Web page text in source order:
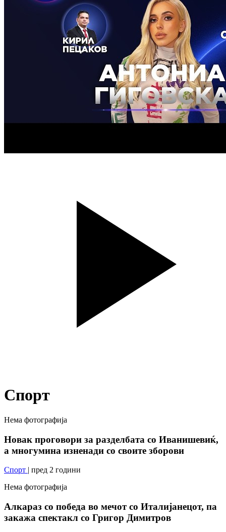
Спорт
Нема фотографија
Новак проговори за разделбата со Иванишевиќ,
а многумина изненади со своите зборови
Спорт | пред 2 години
Нема фотографија
Алкараз со победа во мечот со Италијанецот, па
закажа спектакл со Григор Димитров